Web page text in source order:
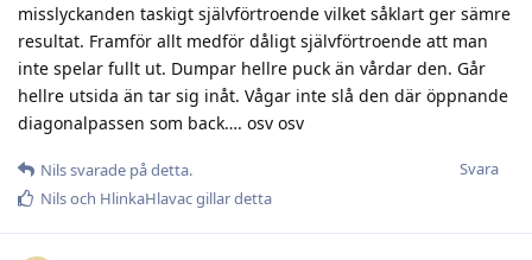
misslyckanden taskigt självförtroende vilket såklart ger sämre
resultat. Framför allt medför dåligt självförtroende att man
inte spelar fullt ut. Dumpar hellre puck än vårdar den. Går
hellre utsida än tar sig inåt. Vågar inte slå den där öppnande
diagonalpassen som back…. osv osv
Svara
Nilssvarade på detta.
Nilsoch HlinkaHlavacgillar detta